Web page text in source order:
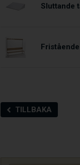
Sluttande
TILLBAKA